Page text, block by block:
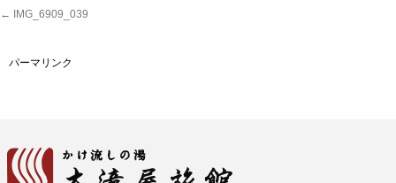
IMG_6909_039
パーマリンク